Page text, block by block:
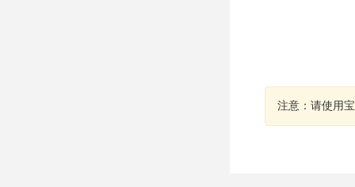
注意：请使用